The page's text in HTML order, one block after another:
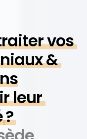
vos
&
leur
?